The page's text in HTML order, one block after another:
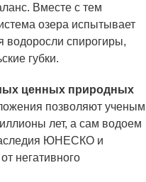
Вместе с тем
озера испытывает
водоросли спирогиры,
губки.
ценных природных
позволяют ученым
лет, а сам водоем
ЮНЕСКО и
негативного